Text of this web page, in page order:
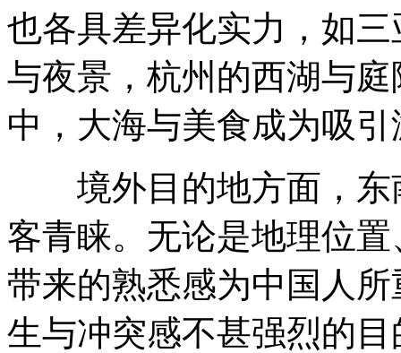
也各具差异化实力，如
与夜景，杭州的西湖与
中，大海与美食成为吸
境外目的地方面，东
客青睐。无论是地理位
带来的熟悉感为中国人
生与冲突感不甚强烈的